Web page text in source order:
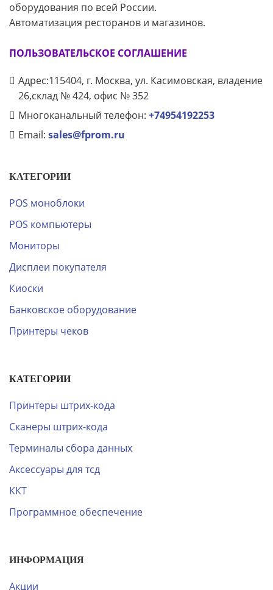
оборудования по всей России.
Автоматизация ресторанов и магазинов.
ПОЛЬЗОВАТЕЛЬСКОЕ СОГЛАШЕНИЕ
Адрес:115404, г. Москва, ул. Касимовская, владение
26,склад № 424, офис № 352
Многоканальный телефон: +74954192253
Email: sales@fprom.ru
КАТЕГОРИИ
POS моноблоки
POS компьютеры
Мониторы
Дисплеи покупателя
Киоски
Банковское оборудование
Принтеры чеков
КАТЕГОРИИ
Принтеры штрих-кода
Сканеры штрих-кода
Терминалы сбора данных
Аксессуары для тсд
ККТ
Программное обеспечение
ИНФОРМАЦИЯ
Акции